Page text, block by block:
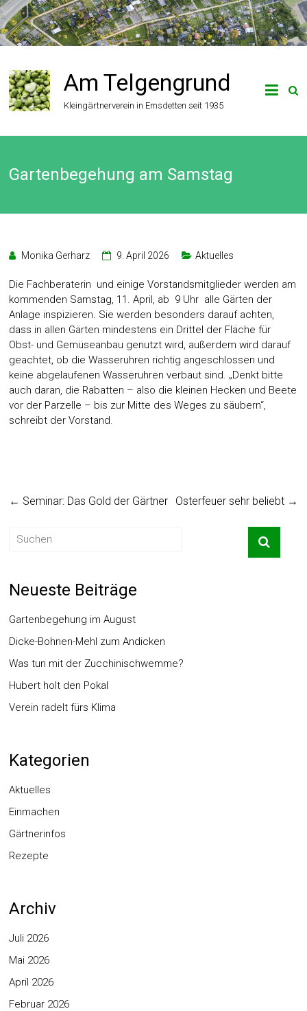
Zum
Inhalt
springen
Am Telgengrund
Kleingärtnerverein in Emsdetten seit 1935
Gartenbegehung am Samstag
Monika Gerharz 9. April 2026 Aktuelles
Die Fachberaterin und einige Vorstandsmitglieder werden am
kommenden Samstag, 11. April, ab 9 Uhr alle Gärten der
Anlage inspizieren. Sie werden besonders darauf achten,
dass in allen Gärten mindestens ein Drittel der Fläche für
Obst- und Gemüseanbau genutzt wird, außerdem wird darauf
geachtet, ob die Wasseruhren richtig angeschlossen und
keine abgelaufenen Wasseruhren verbaut sind. „Denkt bitte
auch daran, die Rabatten – also die kleinen Hecken und Beete
vor der Parzelle – bis zur Mitte des Weges zu säubern“,
schreibt der Vorstand.
← Seminar: Das Gold der Gärtner Osterfeuer sehr beliebt →
Neueste Beiträge
Gartenbegehung im August
Dicke-Bohnen-Mehl zum Andicken
Was tun mit der Zucchinischwemme?
Hubert holt den Pokal
Verein radelt fürs Klima
Kategorien
Aktuelles
Einmachen
Gärtnerinfos
Rezepte
Archiv
Juli 2026
Mai 2026
April 2026
Februar 2026